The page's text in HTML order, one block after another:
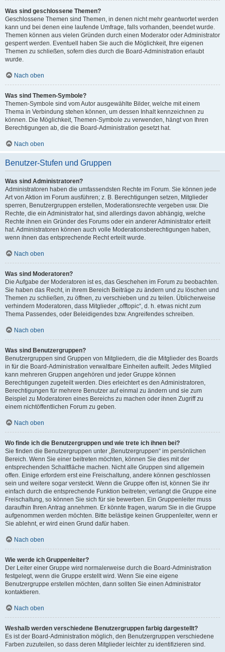
Was sind geschlossene Themen?
Geschlossene Themen sind Themen, in denen nicht mehr geantwortet werden
kann und bei denen eine laufende Umfrage, falls vorhanden, beendet wurde.
Themen können aus vielen Gründen durch einen Moderator oder Administrator
gesperrt werden. Eventuell haben Sie auch die Möglichkeit, Ihre eigenen
Themen zu schließen, sofern dies durch die Board-Administration erlaubt
wurde.
Nach oben
Was sind Themen-Symbole?
Themen-Symbole sind vom Autor ausgewählte Bilder, welche mit einem
Thema in Verbindung stehen können, um dessen Inhalt kennzeichnen zu
können. Die Möglichkeit, Themen-Symbole zu verwenden, hängt von Ihren
Berechtigungen ab, die die Board-Administration gesetzt hat.
Nach oben
Benutzer-Stufen und Gruppen
Was sind Administratoren?
Administratoren haben die umfassendsten Rechte im Forum. Sie können jede
Art von Aktion im Forum ausführen; z. B. Berechtigungen setzen, Mitglieder
sperren, Benutzergruppen erstellen, Moderationsrechte vergeben usw. Die
Rechte, die ein Administrator hat, sind allerdings davon abhängig, welche
Rechte ihnen ein Gründer des Forums oder ein anderer Administrator erteilt
hat. Administratoren können auch volle Moderationsberechtigungen haben,
wenn ihnen das entsprechende Recht erteilt wurde.
Nach oben
Was sind Moderatoren?
Die Aufgabe der Moderatoren ist es, das Geschehen im Forum zu beobachten.
Sie haben das Recht, in ihrem Bereich Beiträge zu ändern und zu löschen und
Themen zu schließen, zu öffnen, zu verschieben und zu teilen. Üblicherweise
verhindern Moderatoren, dass Mitglieder „offtopic“, d. h. etwas nicht zum
Thema Passendes, oder Beleidigendes bzw. Angreifendes schreiben.
Nach oben
Was sind Benutzergruppen?
Benutzergruppen sind Gruppen von Mitgliedern, die die Mitglieder des Boards
in für die Board-Administration verwaltbare Einheiten aufteilt. Jedes Mitglied
kann mehreren Gruppen angehören und jeder Gruppe können
Berechtigungen zugeteilt werden. Dies erleichtert es den Administratoren,
Berechtigungen für mehrere Benutzer auf einmal zu ändern und sie zum
Beispiel zu Moderatoren eines Bereichs zu machen oder ihnen Zugriff zu
einem nichtöffentlichen Forum zu geben.
Nach oben
Wo finde ich die Benutzergruppen und wie trete ich ihnen bei?
Sie finden die Benutzergruppen unter „Benutzergruppen“ im persönlichen
Bereich. Wenn Sie einer beitreten möchten, können Sie dies mit der
entsprechenden Schaltfläche machen. Nicht alle Gruppen sind allgemein
offen. Einige erfordern erst eine Freischaltung, andere können geschlossen
sein und weitere sogar versteckt. Wenn die Gruppe offen ist, können Sie ihr
einfach durch die entsprechende Funktion beitreten; verlangt die Gruppe eine
Freischaltung, so können Sie sich für sie bewerben. Ein Gruppenleiter muss
daraufhin Ihren Antrag annehmen. Er könnte fragen, warum Sie in die Gruppe
aufgenommen werden möchten. Bitte belästige keinen Gruppenleiter, wenn er
Sie ablehnt, er wird einen Grund dafür haben.
Nach oben
Wie werde ich Gruppenleiter?
Der Leiter einer Gruppe wird normalerweise durch die Board-Administration
festgelegt, wenn die Gruppe erstellt wird. Wenn Sie eine eigene
Benutzergruppe erstellen möchten, dann sollten Sie einen Administrator
kontaktieren.
Nach oben
Weshalb werden verschiedene Benutzergruppen farbig dargestellt?
Es ist der Board-Administration möglich, den Benutzergruppen verschiedene
Farben zuzuteilen, so dass deren Mitglieder leichter zu identifizieren sind.